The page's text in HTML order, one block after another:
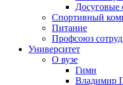
Досуговые
Спортивный
Питание
Профсоюз
Университет
О вузе
Гимн
Владимир